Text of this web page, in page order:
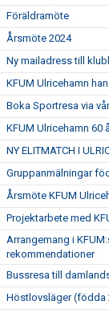
Föräldramöte
Årsmöte 2024
Ny mailadress till
KFUM Ulricehamn
Boka Sportresa via
KFUM Ulricehamn 60
NY ELITMATCH I
Gruppanmälningar
Årsmöte KFUM
Projektarbete med
Arrangemang i
rekommendationer
Bussresa till
Höstlovsläger (födda